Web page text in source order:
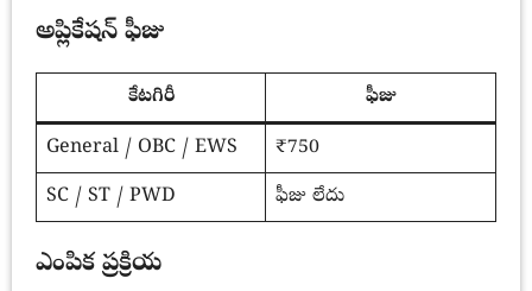
అప్లికేషన్ ఫీజు
కేటగిరీ
ఫీజు
General / OBC / EWS
₹750
SC / ST / PWD
ఫీజు లేదు
ఎంపిక ప్రక్రియ